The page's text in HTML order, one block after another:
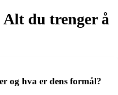
du trenger å
og hva er dens formål?